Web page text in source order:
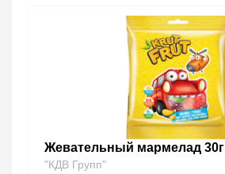
Жевательный мармелад 30г
"КДВ Групп"